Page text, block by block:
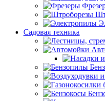
Садовая техника